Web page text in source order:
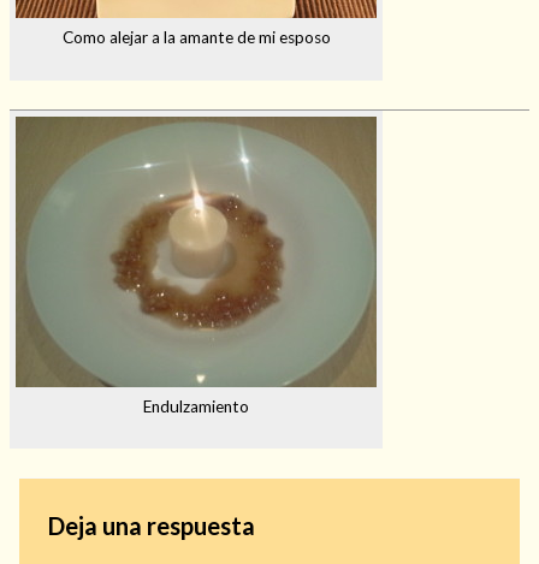
Como alejar a la amante de mi esposo
Endulzamiento
Deja una respuesta